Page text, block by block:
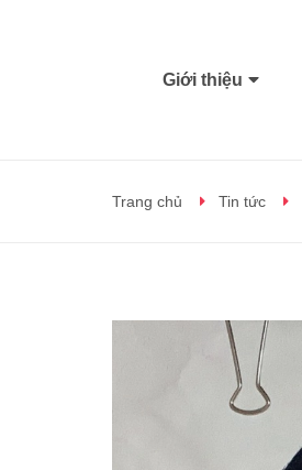
Giới thiệu
Trang chủ Tin tức